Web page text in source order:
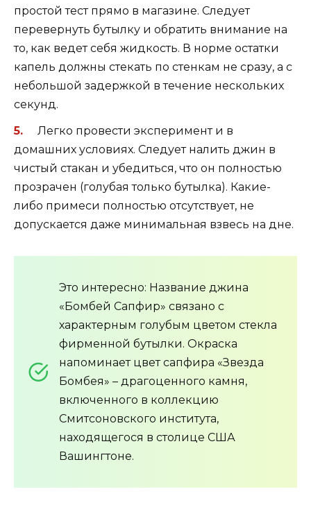
простой тест прямо в магазине. Следует
перевернуть бутылку и обратить внимание на
то, как ведет себя жидкость. В норме остатки
капель должны стекать по стенкам не сразу, а с
небольшой задержкой в течение нескольких
секунд.
Легко провести эксперимент и в
домашних условиях. Следует налить джин в
чистый стакан и убедиться, что он полностью
прозрачен (голубая только бутылка). Какие-
либо примеси полностью отсутствует, не
допускается даже минимальная взвесь на дне.
Это интересно: Название джина
«Бомбей Сапфир» связано с
характерным голубым цветом стекла
фирменной бутылки. Окраска
напоминает цвет сапфира «Звезда
Бомбея» – драгоценного камня,
включенного в коллекцию
Смитсоновского института,
находящегося в столице США
Вашингтоне.